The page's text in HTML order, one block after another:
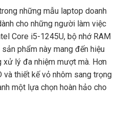
những mẫu laptop doanh
cho những người làm việc
Core i5-1245U, bộ nhớ RAM
phẩm này mang đến hiệu
xử lý đa nhiệm mượt mà. Hơn
và thiết kế vỏ nhôm sang trọng
một lựa chọn hoàn hảo cho